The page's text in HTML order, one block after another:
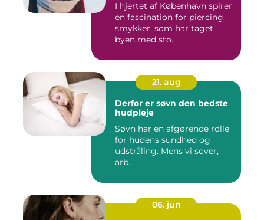
I hjertet af København spirer
en fascination for piercing
smykker, som har taget
byen med sto...
21. aug
Derfor er søvn den bedste
hudpleje
Søvn har en afgørende rolle
for hudens sundhed og
udstråling. Mens vi sover,
arb...
06. jun